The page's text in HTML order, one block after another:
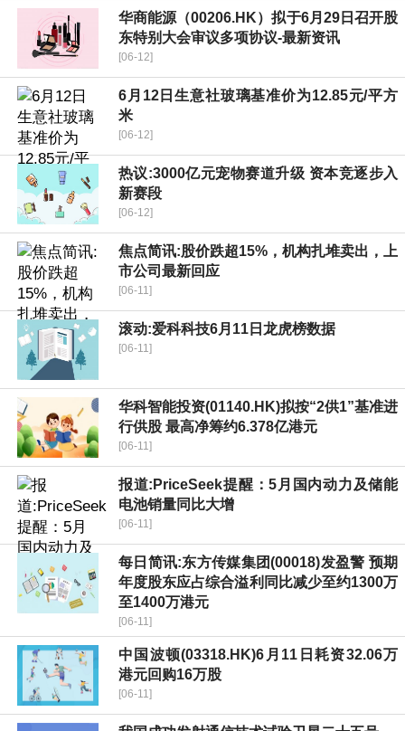
华商能源（00206.HK）拟于6月29日召开股
东特别大会审议多项协议-最新资讯
[06-12]
6月12日生意社玻璃基准价为12.85元/平方
米
[06-12]
热议:3000亿元宠物赛道升级 资本竞逐步入
新赛段
[06-12]
焦点简讯:股价跌超15%，机构扎堆卖出，上
市公司最新回应
[06-11]
滚动:爱科科技6月11日龙虎榜数据
[06-11]
华科智能投资(01140.HK)拟按“2供1”基准进
行供股 最高净筹约6.378亿港元
[06-11]
报道:PriceSeek提醒：5月国内动力及储能
电池销量同比大增
[06-11]
每日简讯:东方传媒集团(00018)发盈警 预期
年度股东应占综合溢利同比减少至约1300万
至1400万港元
[06-11]
中国波顿(03318.HK)6月11日耗资32.06万
港元回购16万股
[06-11]